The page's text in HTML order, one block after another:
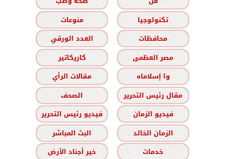
تكنولوجيا
منوعات
محافظات
العدد الورقي
مصر العظمى
كاريكاتير
وا إسلاماه
مقالات الرأي
مقال رئيس التحرير
الصحف
فيديو الزمان
فيديو رئيس التحرير
الزمان الخالد
البث المباشر
خدمات
خير أجناد الأرض